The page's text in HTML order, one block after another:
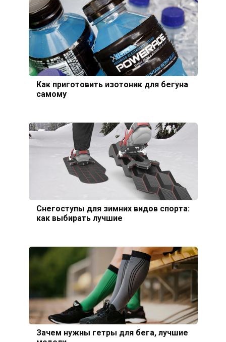
Как приготовить изотоник для бегуна
самому
Снегоступы для зимних видов спорта:
как выбирать лучшие
Зачем нужны гетры для бега, лучшие